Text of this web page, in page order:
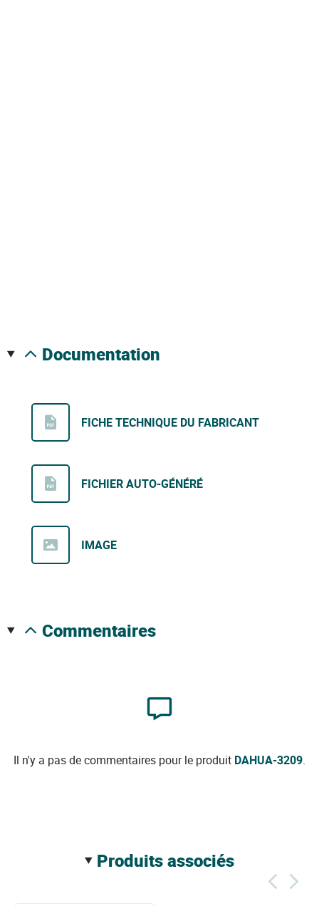
documentation
FICHE TECHNIQUE DU FABRICANT
FICHIER AUTO-GÉNÉRÉ
IMAGE
commentaires
Il n'y a pas de commentaires pour le produit DAHUA-3209.
produits associés